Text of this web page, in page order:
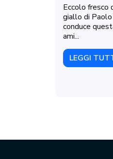
Eccolo fresco
giallo di
conduce
ami...
LEGGI